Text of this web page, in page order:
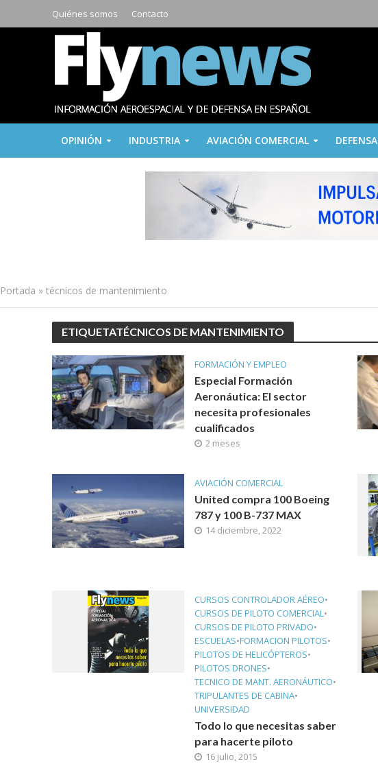
Quiénes somos Contacto
OPINIÓN INDUSTRIA AVIACIÓN COMERCIAL DEFENSA
Portada » técnicos de mantenimiento
ETIQUETATÉCNICOS DE MANTENIMIENTO
FORMACIÓN Y EMPLEO
Especial Formación
Aeronáutica: El sector
necesita profesionales
cualificados
2 meses
AVIACIÓN COMERCIAL
United compra 100 Boeing
787 y 100 B-737 MAX
14 diciembre, 2022
CURSOS CONTROLADOR AÉREO•
CURSOS DE PILOTO COMERCIAL•
CURSOS DE PILOTO PRIVADO•
ESCUELAS•FORMACION PILOTOS•
PILOTOS DE HELICÓPTEROS•
PILOTOS DRONES•
TECNICO DE MANT. AERONÁUTICO•
TRIPULANTES DE CABINA•
UNIVERSIDAD
Todo lo que necesitas saber
para hacerte piloto
16 julio, 2015